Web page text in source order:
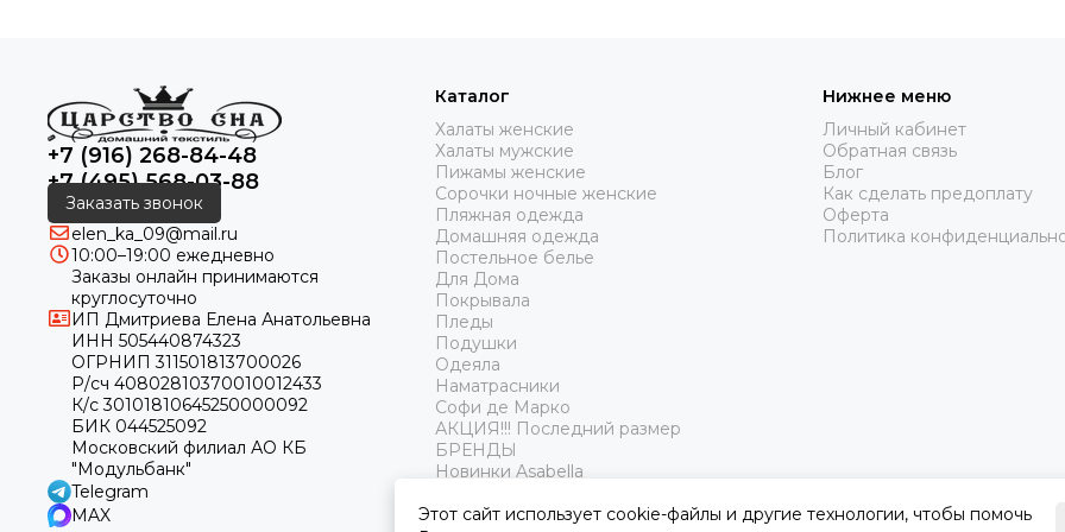
+7 (916) 268-84-48
+7 (495) 568-03-88
Заказать звонок
elen_ka_09@mail.ru
10:00–19:00 ежедневно
Заказы онлайн принимаются
круглосуточно
ИП Дмитриева Елена Анатольевна
ИНН 505440874323
ОГРНИП 311501813700026
Р/сч 40802810370010012433
К/с 30101810645250000092
БИК 044525092
Московский филиал АО КБ
"Модульбанк"
Telegram
MAX
Каталог
Халаты женские
Халаты мужские
Пижамы женские
Сорочки ночные женские
Пляжная одежда
Домашняя одежда
Постельное белье
Для Дома
Покрывала
Пледы
Подушки
Одеяла
Наматрасники
Софи де Марко
АКЦИЯ!!! Последний размер
БРЕНДЫ
Новинки Asabella
Нижнее меню
Личный кабинет
Обратная связь
Блог
Как сделать предоплату
Оферта
Политика
Этот сайт использует cookie-файлы и другие технологии, чтобы помочь